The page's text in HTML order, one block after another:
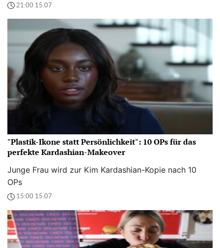
21:00 15.07
"Plastik-Ikone statt Persönlichkeit": 10 OPs für das
perfekte Kardashian-Makeover
Junge Frau wird zur Kim Kardashian-Kopie nach 10
OPs
15:00 15.07